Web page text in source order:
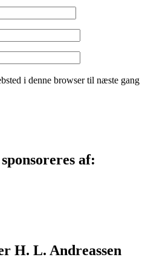
i denne browser til næste gang
af:
H. L. Andreassen